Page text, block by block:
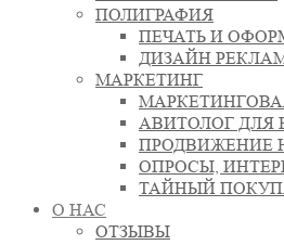
ПОЛИГРАФИЯ
ПЕЧАТЬ И
ДИЗАЙН
МАРКЕТИНГ
АВИТОЛОГ ДЛЯ
ПРОДВИЖЕНИЕ
ОПРОСЫ,
ТАЙНЫЙ
О НАС
ОТЗЫВЫ